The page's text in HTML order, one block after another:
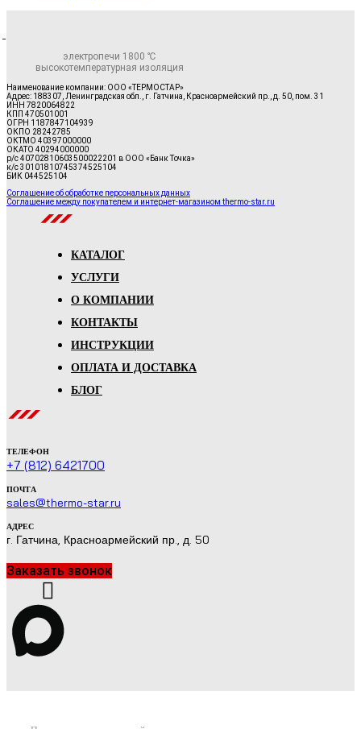
электропечи 1800 ℃
высокотемпературная изоляция
Наименование компании: ООО «ТЕРМОСТАР»
Адрес: 188307, Ленинградская обл., г. Гатчина, Красноармейский пр., д. 50, пом. 31
ИНН 7820064822
КПП 470501001
ОГРН 1187847104939
ОКПО 28242785
ОКТМО 40397000000
ОКАТО 40294000000
р/с 40702810603500022201 в ООО «Банк Точка»
к/с 30101810745374525104
БИК 044525104
Соглашение об обработке персональных данных
Соглашение между покупателем и интернет-магазином thermo-star.ru
КАТАЛОГ
УСЛУГИ
О КОМПАНИИ
КОНТАКТЫ
ИНСТРУКЦИИ
ОПЛАТА И ДОСТАВКА
БЛОГ
ТЕЛЕФОН
+7 (812) 6421700
ПОЧТА
sales@thermo-star.ru
АДРЕС
г. Гатчина, Красноармейский пр., д. 50
Заказать звонок